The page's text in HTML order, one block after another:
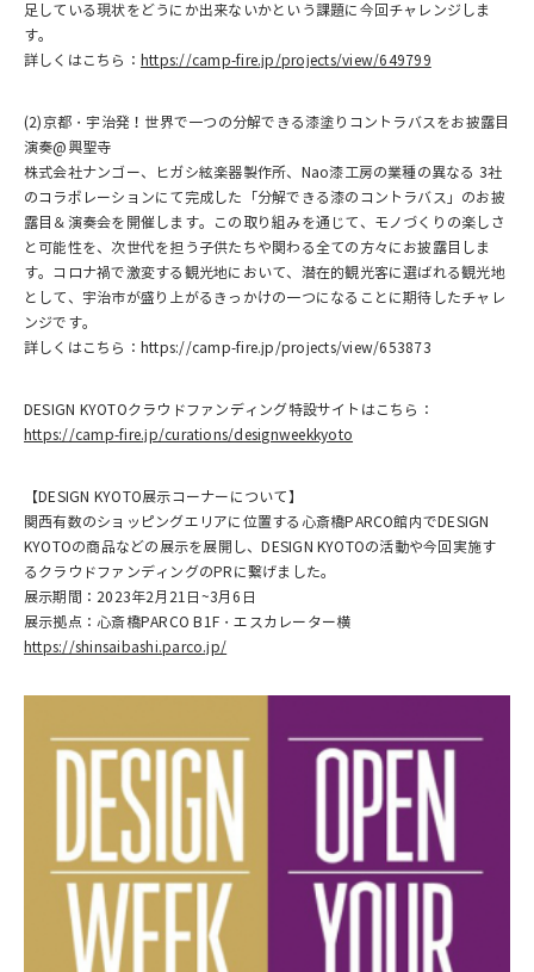
足している現状をどうにか出来ないかという課題に今回チャレンジしま
す。
詳しくはこちら： https://camp-fire.jp/projects/view/649799
(2)京都・宇治発！世界で一つの分解できる漆塗りコントラバスをお披露目
演奏@興聖寺
株式会社ナンゴー、ヒガシ絃楽器製作所、Nao漆工房の業種の異なる 3社
のコラボレーションにて完成した「分解できる漆のコントラバス」のお披
露目＆演奏会を開催します。この取り組みを通じて、モノづくりの楽しさ
と可能性を、次世代を担う子供たちや関わる全ての方々にお披露目しま
す。コロナ禍で激変する観光地において、潜在的観光客に選ばれる観光地
として、宇治市が盛り上がるきっかけの一つになることに期待したチャレ
ンジです。
詳しくはこちら：https://camp-fire.jp/projects/view/653873
DESIGN KYOTOクラウドファンディング特設サイトはこちら：
https://camp-fire.jp/curations/designweekkyoto
【DESIGN KYOTO展示コーナーについて】
関西有数のショッピングエリアに位置する心斎橋PARCO館内でDESIGN
KYOTOの商品などの展示を展開し、DESIGN KYOTOの活動や今回実施す
るクラウドファンディングのPRに繋げました。
展示期間：2023年2月21日~3月6日
展示拠点：心斎橋PARCO B1F・エスカレーター横
https://shinsaibashi.parco.jp/